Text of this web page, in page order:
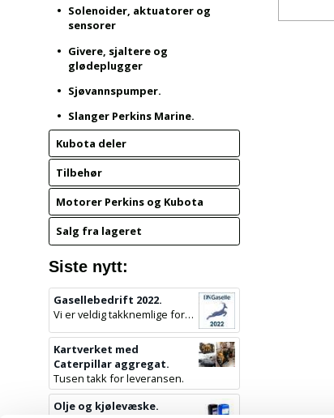
Solenoider, aktuatorer og
sensorer
Givere, sjaltere og
glødeplugger
Sjøvannspumper.
Slanger Perkins Marine.
Kubota deler
Tilbehør
Motorer Perkins og Kubota
Salg fra lageret
Siste nytt:
Gasellebedrift 2022.
Vi er veldig takknemlige for denne utmerkelsen.
Kartverket med
Caterpillar aggregat.
Tusen takk for leveransen.
Olje og kjølevæske.